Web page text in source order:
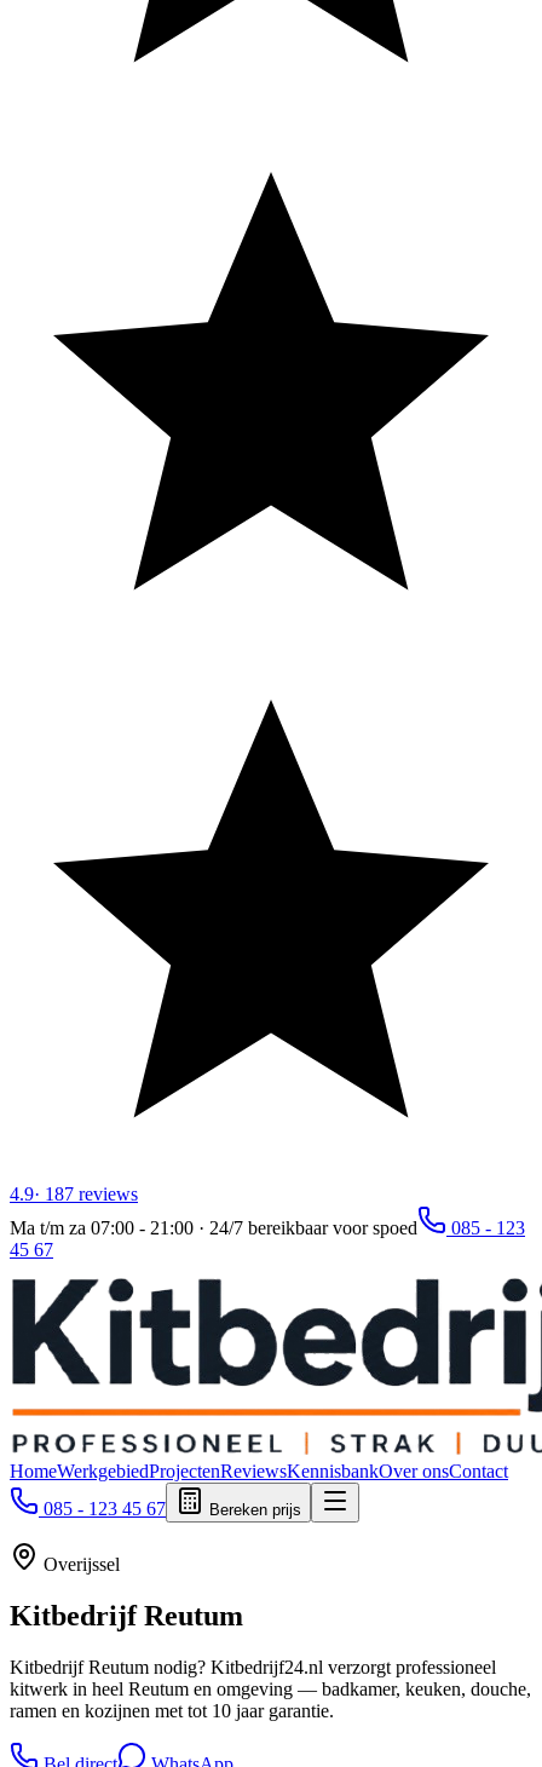
4.9· 187 reviews
Ma t/m za 07:00 - 21:00 · 24/7 bereikbaar voor spoed
085 - 123
45 67
HomeWerkgebiedProjectenReviewsKennisbankOver onsContact
085 - 123 45 67
Bereken prijs
Overijssel
KitbedrijfReutum
Kitbedrijf Reutum nodig? Kitbedrijf24.nl verzorgt professioneel
kitwerk in heel Reutum en omgeving — badkamer, keuken, douche,
ramen en kozijnen met tot 10 jaar garantie.